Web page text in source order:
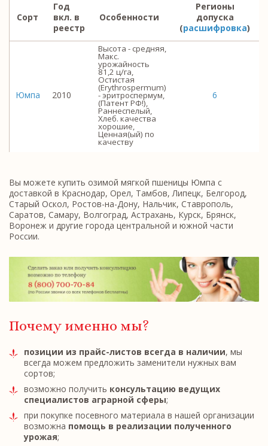
Сорт
Год
вкл. в
реестр
Особенности
Регионы
допуска
(расшифровка)
Юмпа 2010
Высота - средняя,
Макс.
урожайность
81,2 ц/га,
Остистая
(Erythrospermum)
- эритроспермум,
(Патент РФ!),
Раннеспелый,
Хлеб. качества
хорошие,
Ценная(ый) по
качеству
6
Вы можете купить озимой мягкой пшеницы Юмпа с
доставкой в Краснодар, Орел, Тамбов, Липецк, Белгород,
Старый Оскол, Ростов-на-Дону, Нальчик, Ставрополь,
Саратов, Самару, Волгоград, Астрахань, Курск, Брянск,
Воронеж и другие города центральной и южной части
России.
Почему именно мы?
позиции из прайс-листов всегда в наличии, мы
всегда можем предложить заменители нужных вам
сортов;
возможно получить консультацию ведущих
специалистов аграрной сферы;
при покупке посевного материала в нашей организации
возможна помощь в реализации полученного
урожая;